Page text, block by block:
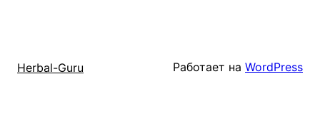
Herbal-Guru Работает на WordPress